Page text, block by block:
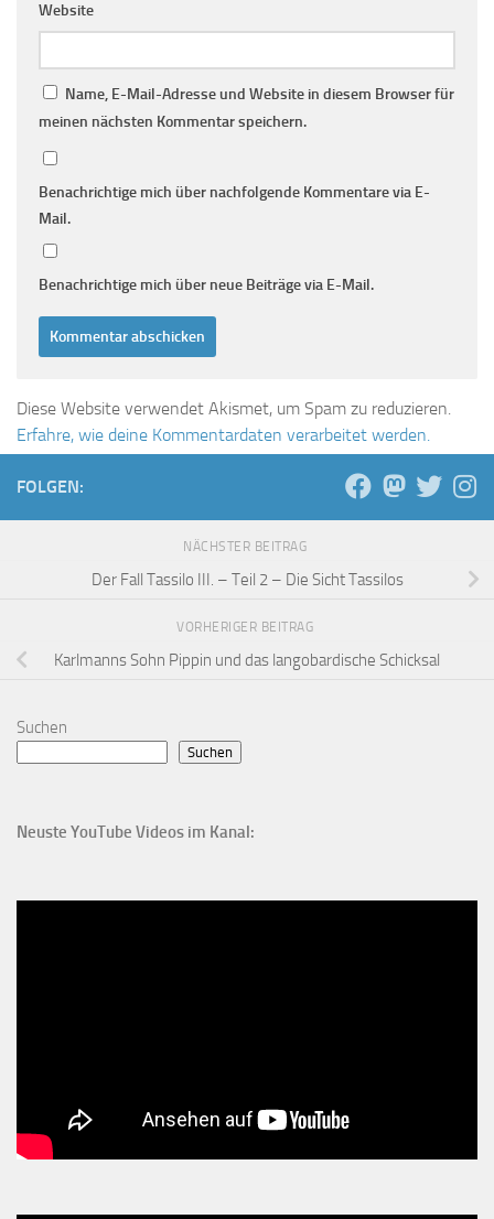
Website
Name, E-Mail-Adresse und Website in diesem Browser für
meinen nächsten Kommentar speichern.
Benachrichtige mich über nachfolgende Kommentare via E-
Mail.
Benachrichtige mich über neue Beiträge via E-Mail.
Diese Website verwendet Akismet, um Spam zu reduzieren.
Erfahre, wie deine Kommentardaten verarbeitet werden.
FOLGEN:
NÄCHSTER BEITRAG
Der Fall Tassilo III. – Teil 2 – Die Sicht Tassilos
VORHERIGER BEITRAG
Karlmanns Sohn Pippin und das langobardische Schicksal
Suchen
Suchen
Neuste YouTube Videos im Kanal: